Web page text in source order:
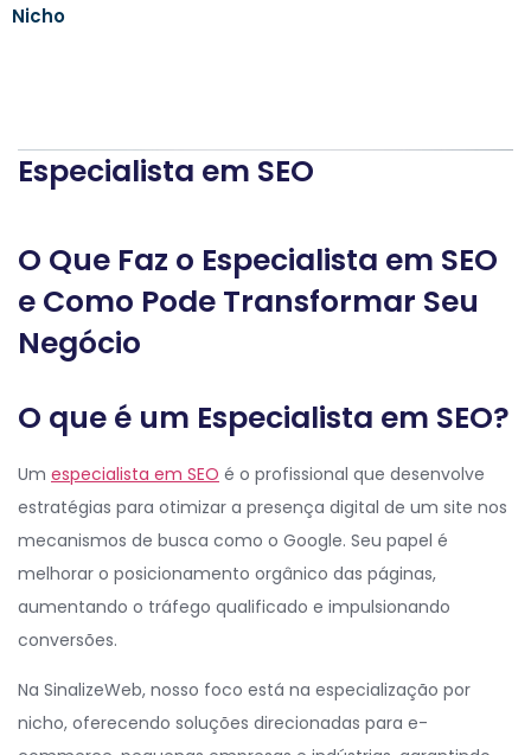
Nicho
Especialista em SEO
O Que Faz o Especialista em SEO
e Como Pode Transformar Seu
Negócio
O que é um Especialista em SEO?
Um especialista em SEO é o profissional que desenvolve
estratégias para otimizar a presença digital de um site nos
mecanismos de busca como o Google. Seu papel é
melhorar o posicionamento orgânico das páginas,
aumentando o tráfego qualificado e impulsionando
conversões.
Na SinalizeWeb, nosso foco está na especialização por
nicho, oferecendo soluções direcionadas para e-